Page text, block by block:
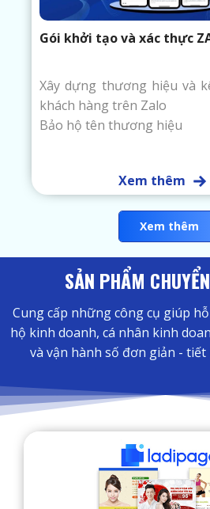
Xem thêm
Gói khởi tạo và xác thực
Xây dựng thương hiệu và
khách hàng trên Zalo
Bảo hộ tên thương hiệu
Xem thêm
SẢN PHẨM
Cung cấp những công cụ giúp
hộ kinh doanh, cá nhân kinh
và vận hành số đơn giản - tiết